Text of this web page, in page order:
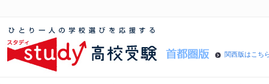
関西版はこち